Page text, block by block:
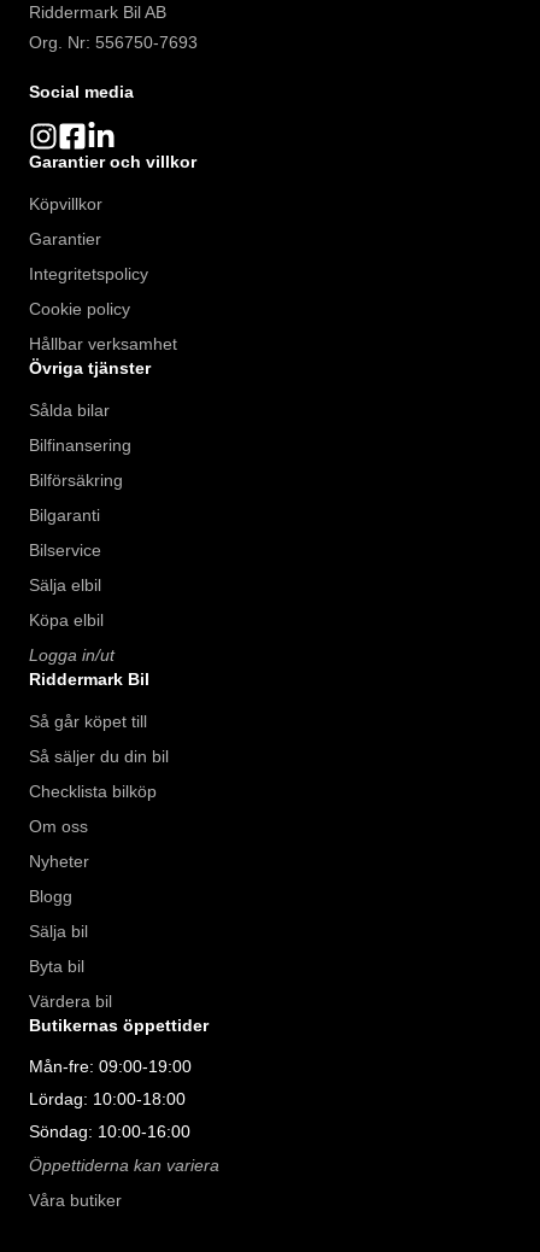
Riddermark Bil AB
Org. Nr: 556750-7693
Social media
Garantier och villkor
Köpvillkor
Garantier
Integritetspolicy
Cookie policy
Hållbar verksamhet
Övriga tjänster
Sålda bilar
Bilfinansering
Bilförsäkring
Bilgaranti
Bilservice
Sälja elbil
Köpa elbil
Logga in/ut
Riddermark Bil
Så går köpet till
Så säljer du din bil
Checklista bilköp
Om oss
Nyheter
Blogg
Sälja bil
Byta bil
Värdera bil
Butikernas öppettider
Mån-fre: 09:00-19:00
Lördag: 10:00-18:00
Söndag: 10:00-16:00
Öppettiderna kan variera
Våra butiker